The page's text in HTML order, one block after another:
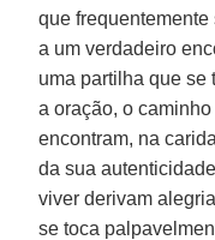
que
a um verdadeiro
uma partilha que se
a oração, o
encontram, na
da sua
viver derivam
se toca